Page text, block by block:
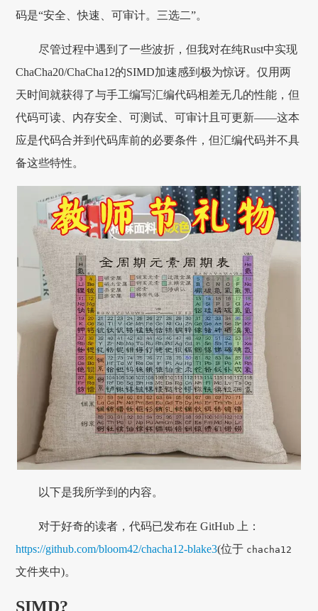
码是“安全、快速、可审计。三选二”。
尽管过程中遇到了一些波折，但我对在纯Rust中实现
ChaCha20/ChaCha12的SIMD加速感到极为惊讶。仅用两
天时间就获得了与手工编写汇编代码相差无几的性能，但
代码可读、内存安全、可测试、可审计且可更新——这本
应是代码合并到代码库前的必要条件，但汇编代码并不具
备这些特性。
以下是我所学到的内容。
对于好奇的读者，代码已发布在 GitHub 上：
https://github.com/bloom42/chacha12-blake3(位于 chacha12
文件夹中)。
SIMD?